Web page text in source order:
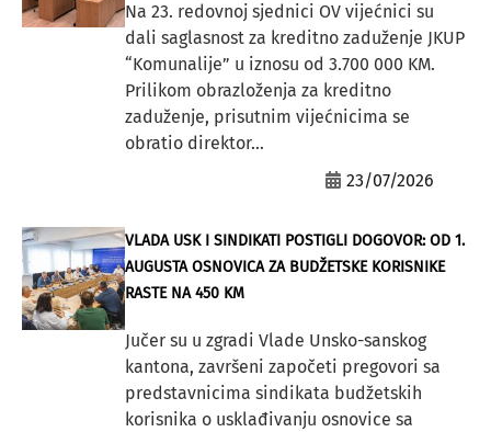
Na 23. redovnoj sjednici OV vijećnici su
dali saglasnost za kreditno zaduženje JKUP
“Komunalije” u iznosu od 3.700 000 KM.
Prilikom obrazloženja za kreditno
zaduženje, prisutnim vijećnicima se
obratio direktor...
23/07/2026
VLADA USK I SINDIKATI POSTIGLI DOGOVOR: OD 1.
AUGUSTA OSNOVICA ZA BUDŽETSKE KORISNIKE
RASTE NA 450 KM
Jučer su u zgradi Vlade Unsko-sanskog
kantona, završeni započeti pregovori sa
predstavnicima sindikata budžetskih
korisnika o usklađivanju osnovice sa